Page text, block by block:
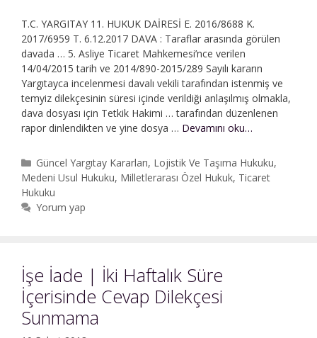
T.C. YARGITAY 11. HUKUK DAİRESİ E. 2016/8688 K.
2017/6959 T. 6.12.2017 DAVA : Taraflar arasında görülen
davada … 5. Asliye Ticaret Mahkemesi’nce verilen
14/04/2015 tarih ve 2014/890-2015/289 Sayılı kararın
Yargıtayca incelenmesi davalı vekili tarafından istenmiş ve
temyiz dilekçesinin süresi içinde verildiği anlaşılmış olmakla,
dava dosyası için Tetkik Hakimi … tarafından düzenlenen
rapor dinlendikten ve yine dosya … Devamını oku…
Davası
Kategoriler
Güncel Yargıtay Kararları, Lojistik Ve Taşıma Hukuku,
Medeni Usul Hukuku, Milletlerarası Özel Hukuk, Ticaret
Hukuku
Yorum yap
İşe İade | İki Haftalık Süre
İçerisinde Cevap Dilekçesi
Sunmama